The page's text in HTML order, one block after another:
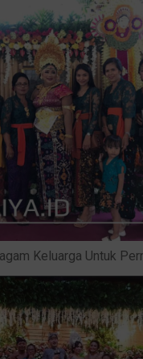
Keluarga Untuk